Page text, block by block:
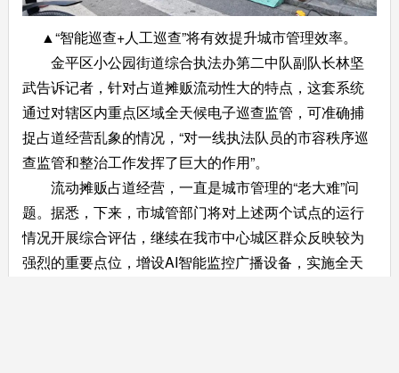
▲“智能巡查+人工巡查”将有效提升城市管理效率。
金平区小公园街道综合执法办第二中队副队长林坚
武告诉记者，针对占道摊贩流动性大的特点，这套系统
通过对辖区内重点区域全天候电子巡查监管，可准确捕
捉占道经营乱象的情况，“对一线执法队员的市容秩序巡
查监管和整治工作发挥了巨大的作用”。
流动摊贩占道经营，一直是城市管理的“老大难”问
题。据悉，下来，市城管部门将对上述两个试点的运行
情况开展综合评估，继续在我市中心城区群众反映较为
强烈的重要点位，增设AI智能监控广播设备，实施全天